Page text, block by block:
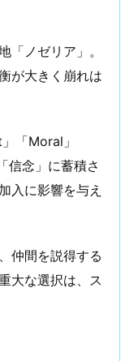
「ノゼリア」。
が大きく崩れは
「Moral」
信念」に蓄積さ
入に影響を与え
仲間を説得する
大な選択は、ス